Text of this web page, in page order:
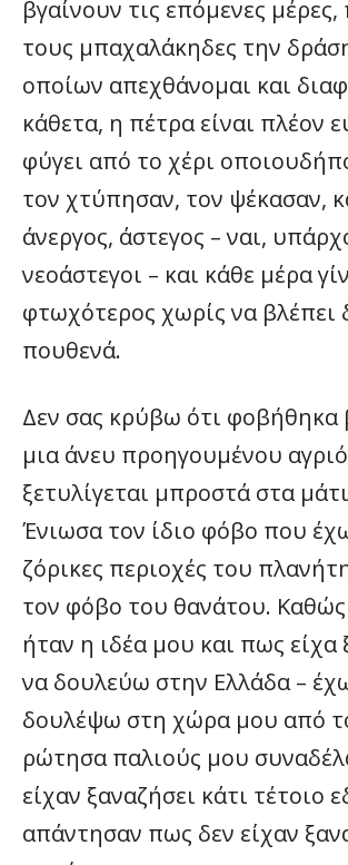
βγαίνουν τις επόμενες
τους μπαχαλάκηδες την
οποίων απεχθάνομαι και
κάθετα, η πέτρα είναι πλέον
φύγει από το χέρι
τον χτύπησαν, τον ψέκασαν,
άνεργος, άστεγος – ναι,
νεοάστεγοι – και κάθε μέρα
φτωχότερος χωρίς να βλέπει
πουθενά.
Δεν σας κρύβω ότι φοβήθηκα
μια άνευ προηγουμένου
ξετυλίγεται μπροστά στα
Ένιωσα τον ίδιο φόβο που
ζόρικες περιοχές του
τον φόβο του θανάτου.
ήταν η ιδέα μου και πως είχα
να δουλεύω στην Ελλάδα –
δουλέψω στη χώρα μου από
ρώτησα παλιούς μου
είχαν ξαναζήσει κάτι τέτοιο
απάντησαν πως δεν είχαν